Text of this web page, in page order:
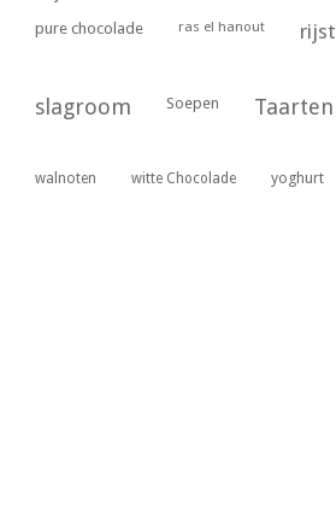
pure chocolade ras el hanout rijst
slagroom Soepen Taarten
walnoten witte Chocolade yoghurt